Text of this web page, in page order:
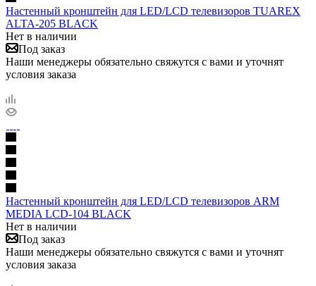
Настенный кронштейн для LED/LCD телевизоров TUAREX
ALTA-205 BLACK
Нет в наличии
Под заказ
Наши менеджеры обязательно свяжутся с вами и уточнят
условия заказа
Настенный кронштейн для LED/LCD телевизоров ARM
MEDIA LCD-104 BLACK
Нет в наличии
Под заказ
Наши менеджеры обязательно свяжутся с вами и уточнят
условия заказа